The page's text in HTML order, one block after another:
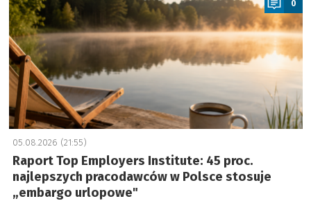
0
05.08.2026 (21:55)
Raport Top Employers Institute: 45 proc.
najlepszych pracodawców w Polsce stosuje
„embargo urlopowe"